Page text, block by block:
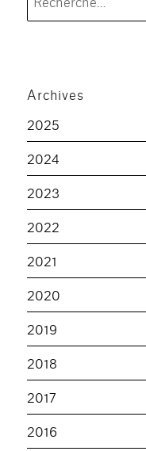
Archives
2025
2024
2023
2022
2021
2020
2019
2018
2017
2016